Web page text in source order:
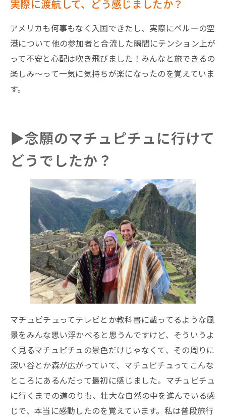
実際に渡航して、どう感じましたか？
アメリカも何事もなく入国できたし、実際にペルーの空
港について他の参加者と合流した瞬間にテンション上が
って不安と心配は吹き飛びました！みんなと旅できるの
楽しみ〜って一気に気持ちが楽になったのを覚えていま
す。
▶︎念願のマチュピチュに行けて
どうでしたか？
マチュピチュってテレビとか教科書に載ってるような風
景をみんな思い浮かべると思うんですけど、そういうよ
く見るマチュピチュの景色だけじゃなくて、その周りに
深い谷とか森が広がっていて、マチュピチュってこんな
ところにあるんだって最初に感じました。マチュピチュ
に行くまでの道のりも、壮大な自然の中を進んでいる感
じで、本当に感動したのを覚えています。私は普段旅行